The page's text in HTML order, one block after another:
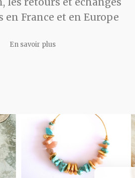
en France et en Europe
En savoir plus